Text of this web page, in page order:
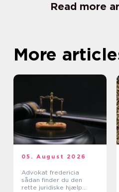
Read more
More
05. August 2026
Advokat fredericia
sådan finder du den
rette juridiske hjælp